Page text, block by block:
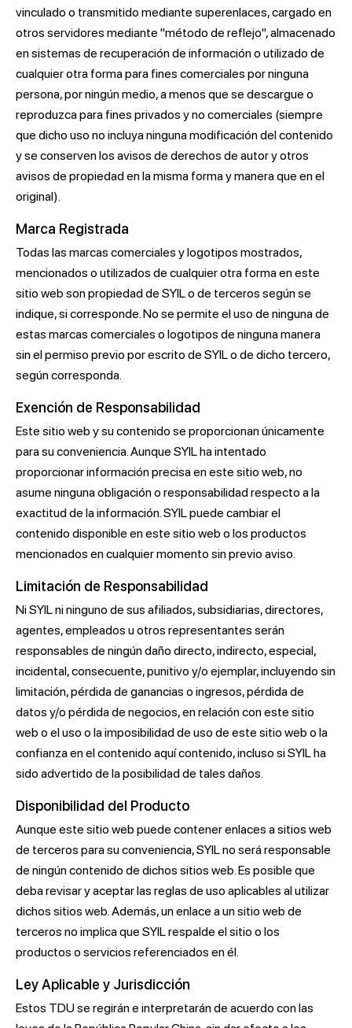
vinculado o transmitido mediante superenlaces, cargado en
otros servidores mediante "método de reflejo", almacenado
en sistemas de recuperación de información o utilizado de
cualquier otra forma para fines comerciales por ninguna
persona, por ningún medio, a menos que se descargue o
reproduzca para fines privados y no comerciales (siempre
que dicho uso no incluya ninguna modificación del contenido
y se conserven los avisos de derechos de autor y otros
avisos de propiedad en la misma forma y manera que en el
original).
Marca Registrada
Todas las marcas comerciales y logotipos mostrados,
mencionados o utilizados de cualquier otra forma en este
sitio web son propiedad de SYIL o de terceros según se
indique, si corresponde. No se permite el uso de ninguna de
estas marcas comerciales o logotipos de ninguna manera
sin el permiso previo por escrito de SYIL o de dicho tercero,
según corresponda.
Exención de Responsabilidad
Este sitio web y su contenido se proporcionan únicamente
para su conveniencia. Aunque SYIL ha intentado
proporcionar información precisa en este sitio web, no
asume ninguna obligación o responsabilidad respecto a la
exactitud de la información. SYIL puede cambiar el
contenido disponible en este sitio web o los productos
mencionados en cualquier momento sin previo aviso.
Limitación de Responsabilidad
Ni SYIL ni ninguno de sus afiliados, subsidiarias, directores,
agentes, empleados u otros representantes serán
responsables de ningún daño directo, indirecto, especial,
incidental, consecuente, punitivo y/o ejemplar, incluyendo sin
limitación, pérdida de ganancias o ingresos, pérdida de
datos y/o pérdida de negocios, en relación con este sitio
web o el uso o la imposibilidad de uso de este sitio web o la
confianza en el contenido aquí contenido, incluso si SYIL ha
sido advertido de la posibilidad de tales daños.
Disponibilidad del Producto
Aunque este sitio web puede contener enlaces a sitios web
de terceros para su conveniencia, SYIL no será responsable
de ningún contenido de dichos sitios web. Es posible que
deba revisar y aceptar las reglas de uso aplicables al utilizar
dichos sitios web. Además, un enlace a un sitio web de
terceros no implica que SYIL respalde el sitio o los
productos o servicios referenciados en él.
Ley Aplicable y Jurisdicción
Estos TDU se regirán e interpretarán de acuerdo con las